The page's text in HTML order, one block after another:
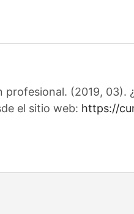
(2019, 03).
el sitio web: https://